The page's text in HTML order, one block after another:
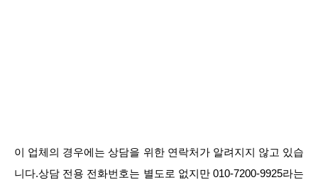
이 업체의 경우에는 상담을 위한 연락처가 알려지지 않고 있습
니다.상담 전용 전화번호는 별도로 없지만 010-7200-9925라는